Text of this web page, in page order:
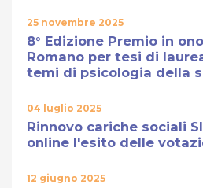
25 novembre 2025
8° Edizione Premio in
Romano per tesi di
temi di psicologia della
04 luglio 2025
Rinnovo cariche sociali
online l'esito delle
12 giugno 2025